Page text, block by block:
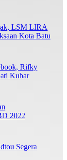
LSM LIRA
Kota Batu
Rifky
Kubar
2022
Segera